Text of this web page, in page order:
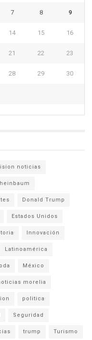
7 8 9
14 15 16
21 22 23
28 29 30
noticias
Donald Trump
Estados Unidos
Innovación
Latinoamérica
México
morelia
politica
Seguridad
trump Turismo